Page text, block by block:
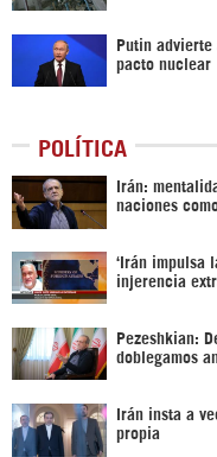
Putin advierte
pacto nuclear
POLÍTICA
Irán:
naciones
‘Irán impulsa
injerencia
Pezeshkian:
doblegamos
Irán insta a
propia